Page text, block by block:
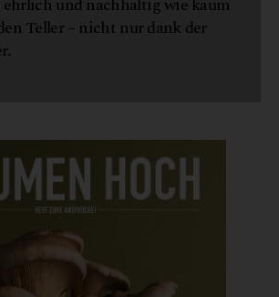
und nachhaltig wie kaum
Teller – nicht nur dank der